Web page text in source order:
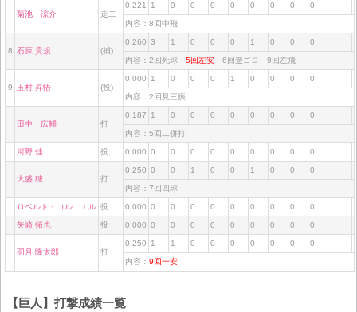
菊池 涼介 走二
0.221 1 0 0 0 0 0 0 0 0
内容：8回中飛
8 石原 貴規 (捕)
0.260 3 1 0 0 0 1 0 0 0
内容：2回死球 5回左安 6回遊ゴロ 9回左飛
9 玉村 昇悟 (投)
0.000 1 0 0 0 1 0 0 0 0
内容：2回見三振
田中 広輔 打
0.187 1 0 0 0 0 0 0 0 0
内容：5回二併打
河野 佳 投 0.000 0 0 0 0 0 0 0 0 0
大盛 穂 打
0.250 0 0 1 0 0 1 0 0 0
内容：7回四球
ロベルト・コルニエル 投 0.000 0 0 0 0 0 0 0 0 0
矢崎 拓也 投 0.000 0 0 0 0 0 0 0 0 0
羽月 隆太郎 打
0.250 1 1 0 0 0 0 0 0 0
内容： 9回一安
【巨人】打撃成績一覧